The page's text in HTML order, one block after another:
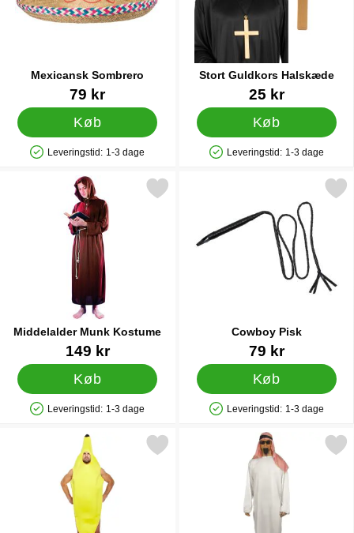
Mexicansk Sombrero
79 kr
Køb
Produkttilgængelighed: På lager
Leveringstid: 1-3 dage
Stort Guldkors Halskæde
Varenr 1542925 kr
Køb
Produkttilgængelighed: På lager
Leveringstid: 1-3 dage
Middelalder Munk Kostume
Varenr 11607149 kr
Køb
Produkttilgængelighed: På lager
Leveringstid: 1-3 dage
Markér middelalder Munk Kostume som favorit
Cowboy Pisk
Varenr 1593979 kr
Køb
Produkttilgængelighed: På lager
Leveringstid: 1-3 dage
Markér cowboy
Markér banan Kostume som favoritMarkér arabisk